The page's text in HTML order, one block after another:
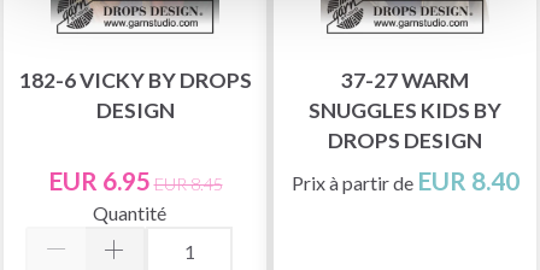
182-6 VICKY BY DROPS
DESIGN
EUR 6.95 EUR 8.45
Quantité
37-27 WARM
SNUGGLES KIDS BY
DROPS DESIGN
Prix à partir de EUR 8.40